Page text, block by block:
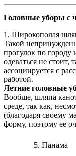
Головные уборы с
1. Широкополая
Такой
прогулок по городу
одеваться не стоит,
ассоциируется с
работой.
Летние головные
Вообще, шляпа
среде, так как,
(благодаря своему
форму, поэтому ее
5. Панама